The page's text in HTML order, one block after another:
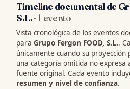
Timeline documental de
S.L.· 1 evento
Vista cronológica de los eventos
para Grupo Fergon FOOD, S.L..
únicamente cuando su proyección
una categoría omitida no expresa
fuente original. Cada evento
resumen y nivel de confianza.